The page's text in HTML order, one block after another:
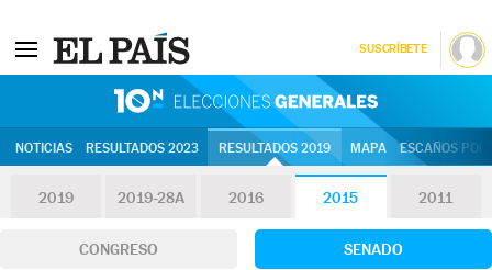
SUSCRÍBETE
NOTICIAS RESULTADOS 2023 RESULTADOS 2019 MAPA ESCAÑOS
2019 2019-28A 2016 2015 2011
CONGRESO SENADO